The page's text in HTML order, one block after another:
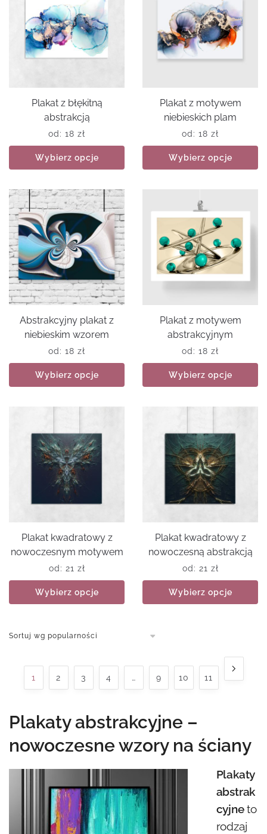
Plakat z błękitną
abstrakcją
od: 18 zł
Wybierz opcje
Plakat z motywem
niebieskich plam
od: 18 zł
Wybierz opcje
Abstrakcyjny plakat z
niebieskim wzorem
od: 18 zł
Wybierz opcje
Plakat z motywem
abstrakcyjnym
od: 18 zł
Wybierz opcje
Plakat kwadratowy z
nowoczesnym motywem
od: 21 zł
Wybierz opcje
Plakat kwadratowy z
nowoczesną abstrakcją
od: 21 zł
Wybierz opcje
1 2 3 4 … 9 10 11
Plakaty abstrakcyjne –
nowoczesne wzory na ściany
Plakaty
abstrak
cyjneto
rodzaj